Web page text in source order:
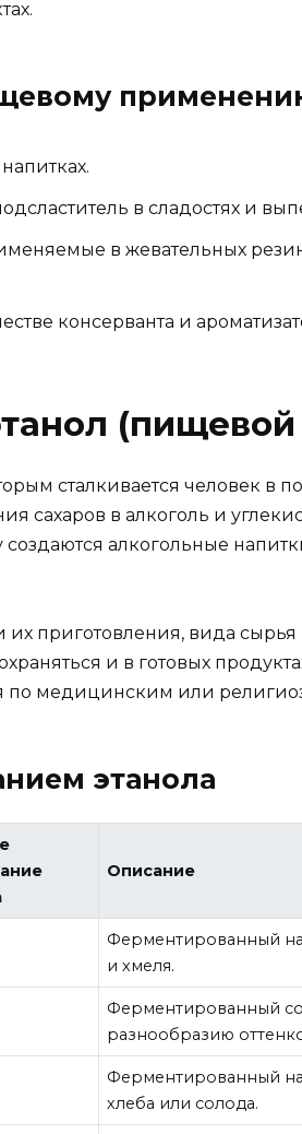
в сладостях и
в жевательных
консерванта и
(пищевой
сталкивается человек в
сахаров в алкоголь и
алкогольные
их приготовления, вида
и в готовых
по медицинским или
этанола
Описание
Ферментированный
и хмеля.
Ферментированный
разнообразию
Ферментированный
хлеба или солода.